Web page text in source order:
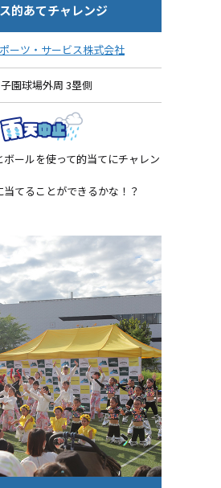
的あてチャレンジ
ーツ・サービス株式会社
園球場外周 3塁側
ールを使って的当てにチャレン
てることができるかな！？